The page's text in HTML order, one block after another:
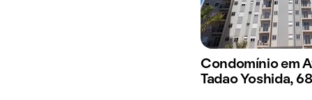
Condomínio em
Tadao Yoshida,